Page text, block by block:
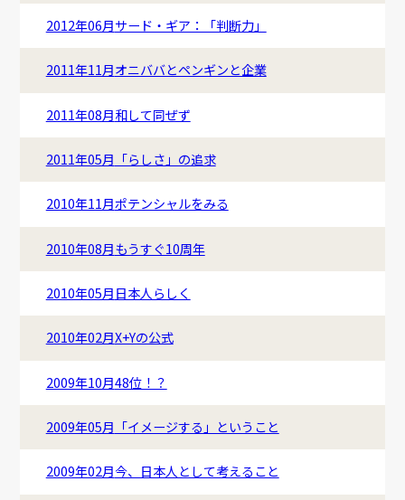
2012年06月サード・ギア：「判断力」
2011年11月オニババとペンギンと企業
2011年08月和して同ぜず
2011年05月 「らしさ」の追求
2010年11月ポテンシャルをみる
2010年08月もうすぐ10周年
2010年05月 日本人らしく
2010年02月X+Yの公式
2009年10月48位！？
2009年05月 「イメージする」ということ
2009年02月今、日本人として考えること